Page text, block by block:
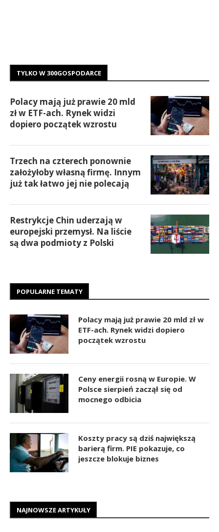
TYLKO W 300GOSPODARCE
Polacy mają już prawie 20 mld
zł w ETF-ach. Rynek widzi
dopiero początek wzrostu
Trzech na czterech ponownie
założyłoby własną firmę. Innym
już tak łatwo jej nie polecają
Restrykcje Chin uderzają w
europejski przemysł. Na liście
są dwa podmioty z Polski
POPULARNE TEMATY
Polacy mają już prawie 20 mld zł w
ETF-ach. Rynek widzi dopiero
początek wzrostu
Ceny energii rosną w Europie. W
Polsce sierpień zaczął się od
mocnego odbicia
Koszty pracy są dziś największą
barierą firm. PIE pokazuje, co
jeszcze blokuje biznes
NAJNOWSZE ARTYKUŁY